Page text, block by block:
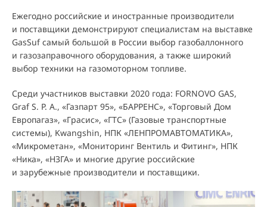
Ежегодно российские и иностранные производители
и поставщики демонстрируют специалистам на выставке
GasSuf самый большой в России выбор газобаллонного
и газозаправочного оборудования, а также широкий
выбор техники на газомоторном топливе.
Среди участников выставки 2020 года: FORNOVO GAS,
Graf S. P. A., «Газпарт 95», «БАРРЕНС», «Торговый Дом
Европагаз», «Грасис», «ГТС» (Газовые транспортные
системы), Kwangshin, НПК «ЛЕНПРОМАВТОМАТИКА»,
«Микрометан», «Мониторинг Вентиль и Фитинг», НПК
«Ника», «НЗГА» и многие другие российские
и зарубежные производители и поставщики.